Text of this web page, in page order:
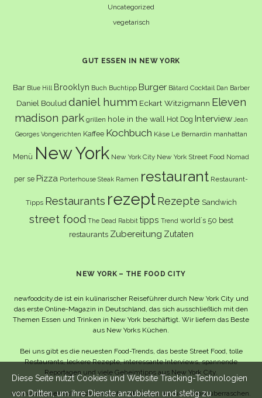
Uncategorized
vegetarisch
GUT ESSEN IN NEW YORK
Bar Blue Hill Brooklyn Buch Buchtipp Burger Bâtard Cocktail Dan Barber
Daniel Boulud daniel humm Eckart Witzigmann Eleven
madison park grillen hole in the wall Hot Dog Interview Jean
Georges Vongerichten Kaffee Kochbuch Käse Le Bernardin manhattan
Menü New York New York City New York Street Food Nomad
per se Pizza Porterhouse Steak Ramen restaurant Restaurant-
Tipps Restaurants rezept Rezepte Sandwich
street food The Dead Rabbit tipps Trend world´s 50 best
restaurants Zubereitung Zutaten
NEW YORK – THE FOOD CITY
newfoodcity.de ist ein kulinarischer Reiseführer durch New York City und
das erste Online-Magazin in Deutschland, das sich ausschließlich mit den
Themen Essen und Trinken in New York beschäftigt. Wir liefern das Beste
aus New Yorks Küchen.
Bei uns gibt es die neuesten Food-Trends, das beste Street Food, tolle
Restaurants, leckere Rezepte, interessante Interviews, spannende
Reportagen und viele Geheimtipps aus New York City.
Und wahrscheinlich noch viel mehr – da lassen wir uns selbst überraschen.
Diese Seite nutzt Cookies und Website Tracking-Technologien
von Dritten, um ihre Dienste anzubieten und stetig zu